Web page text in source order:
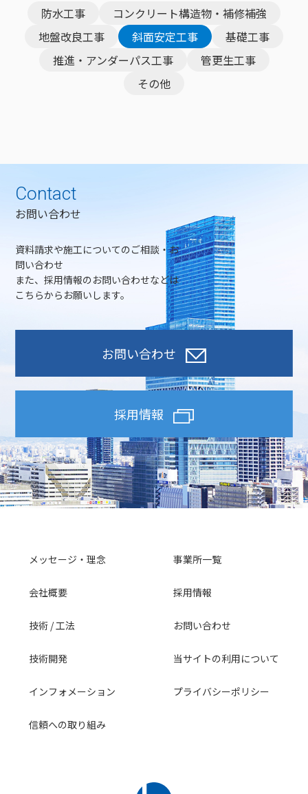
防水工事
コンクリート構造物・補修補強
地盤改良工事
斜面安定工事
基礎工事
推進・アンダーパス工事
管更生工事
その他
Contact
お問い合わせ
資料請求や施工についてのご相談・お
問い合わせ
また、採用情報のお問い合わせなどは
こちらからお願いします。
お問い合わせ
採用情報
メッセージ・理念
会社概要
技術 / 工法
技術開発
インフォメーション
信頼への取り組み
事業所一覧
採用情報
お問い合わせ
当サイトの利用について
プライバシーポリシー